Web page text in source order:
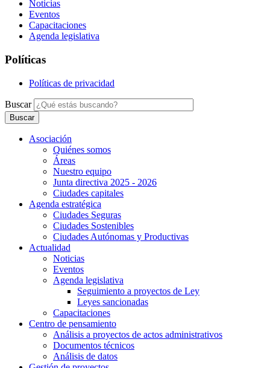
Noticias
Eventos
Capacitaciones
Agenda legislativa
Políticas
Políticas de privacidad
Buscar
Asociación
Quiénes somos
Áreas
Nuestro equipo
Junta directiva 2025 - 2026
Ciudades capitales
Agenda estratégica
Ciudades Seguras
Ciudades Sostenibles
Ciudades Autónomas y Productivas
Actualidad
Noticias
Eventos
Agenda legislativa
Seguimiento a proyectos de Ley
Leyes sancionadas
Capacitaciones
Centro de pensamiento
Análisis a proyectos de actos administrativos
Documentos técnicos
Análisis de datos